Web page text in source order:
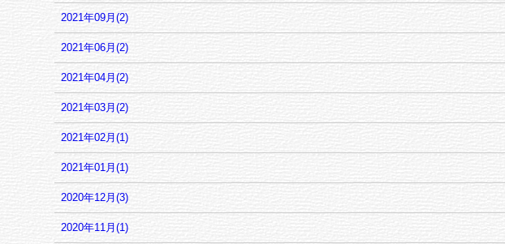
2021年09月(2)
2021年06月(2)
2021年04月(2)
2021年03月(2)
2021年02月(1)
2021年01月(1)
2020年12月(3)
2020年11月(1)